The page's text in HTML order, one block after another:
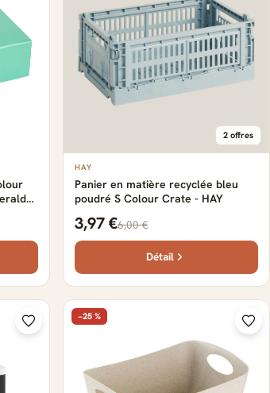
2 offres
HAY
Panier en matière recyclée bleu
poudré S Colour Crate - HAY
3,97 €6,00 €
Détail
−25 %